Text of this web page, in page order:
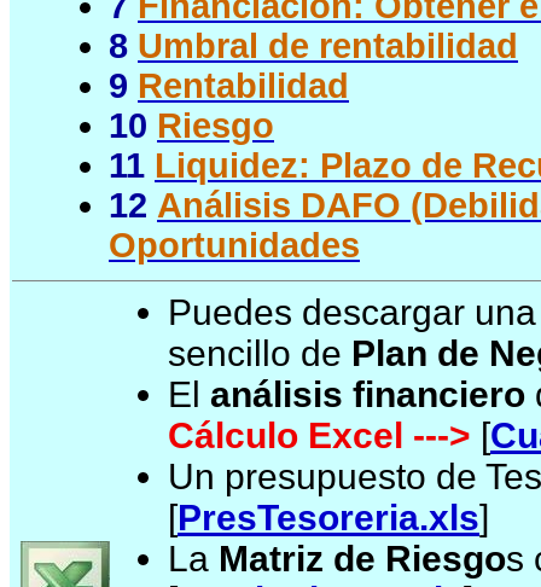
8 Umbral de rentabilidad
9 Rentabilidad
10 Riesgo
11 Liquidez: Plazo de
12 Análisis DAFO
Oportunidades
Puedes descargar
sencillo de Plan de
El análisis financiero
Cálculo Excel ---> [
Un presupuesto de
[PresTesoreria.xls]
La Matriz de Riesgos